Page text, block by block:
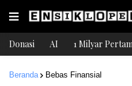
Donasi AI 1 Milyar
Beranda Bebas Finansial